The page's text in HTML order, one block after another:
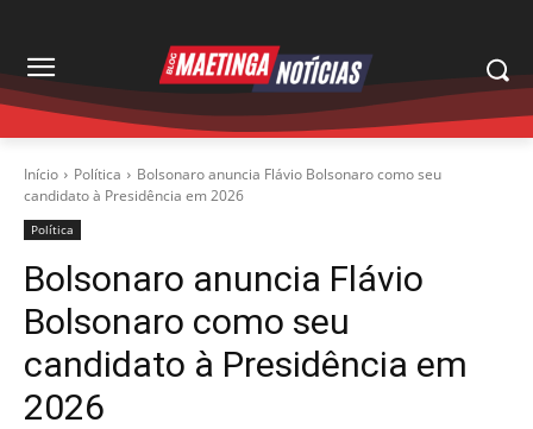
Início Política
Bolsonaro anuncia Flávio Bolsonaro como seu
candidato à Presidência em 2026
Política
Bolsonaro anuncia Flávio
Bolsonaro como seu
candidato à Presidência em
2026